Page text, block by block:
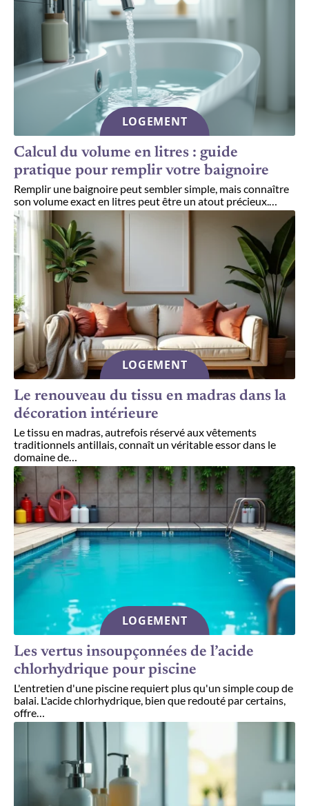
LOGEMENT
Calcul du volume en litres : guide
pratique pour remplir votre baignoire
Remplir une baignoire peut sembler simple, mais connaître
son volume exact en litres peut être un atout précieux.…
LOGEMENT
Le renouveau du tissu en madras dans la
décoration intérieure
Le tissu en madras, autrefois réservé aux vêtements
traditionnels antillais, connaît un véritable essor dans le
domaine de…
LOGEMENT
Les vertus insoupçonnées de l’acide
chlorhydrique pour piscine
L'entretien d'une piscine requiert plus qu'un simple coup de
balai. L'acide chlorhydrique, bien que redouté par certains,
offre…